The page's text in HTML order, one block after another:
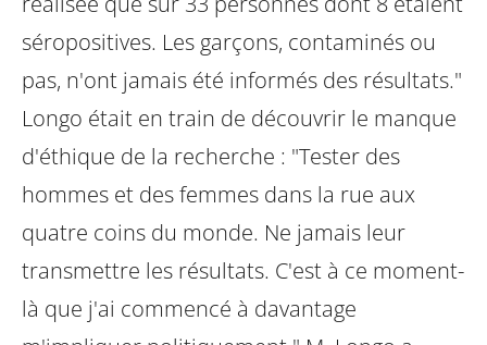
séropositives. Les garçons, contaminés ou
pas, n'ont jamais été informés des résultats."
Longo était en train de découvrir le manque
d'éthique de la recherche : "Tester des
hommes et des femmes dans la rue aux
quatre coins du monde. Ne jamais leur
transmettre les résultats. C'est à ce moment-
là que j'ai commencé à davantage